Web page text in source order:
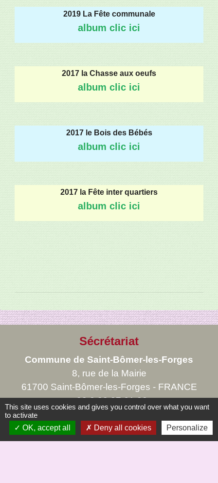
2019 La Fête communale
album clic ici
2017 la Chasse aux oeufs
album clic ici
2017 le Bois des Bébés
album clic ici
2017 la Fête inter quartiers
album clic ici
Sécrétariat
Commune de Saint-Bômer-les-Forges
8, rue de la Mairie
61700 Saint-Bômer-les-Forges - FRANCE
+33 2 33 37 61 22
This site uses cookies and gives you control over what you want
to activate
OK, accept all
Deny all cookies Personalize